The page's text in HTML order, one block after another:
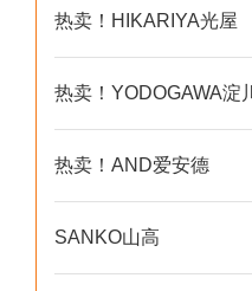
热卖！HIKARIYA光屋
热卖！YODOGAWA淀川
热卖！AND爱安德
SANKO山高